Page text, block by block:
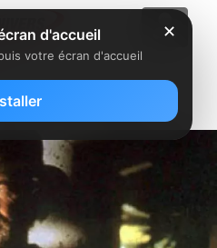
enfant gâté
✕
d'accueil
votre écran d'accueil